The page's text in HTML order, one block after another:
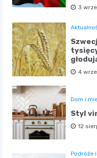
3
4
Dom i
Styl
12
Podróże